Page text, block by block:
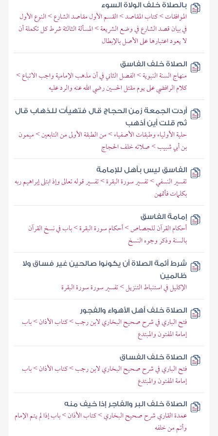
بالصلاة خلف الولاة السوء
الموافقات > كتاب المقاصد > القسم الأول مقاصد الشارع > النوع الأول
في بيان قصد الشارع في وضع الشريعة > المسألة الثالثة شرط كل تكملة أن
لا يعود اعتبارها على الأصل بالإبطال
الصلاة خلف الفاسق
منهاج السنة النبوية > الفصل الثاني في أن مذهب الإمامية واجب الاتباع >
كلام الرافضي على يوم مقتل الحسين رضي الله عنه والرد عليه
أردت الجمعة زمن الحجاج قال فتهيأت للذهاب قال
ثم قلت أين أذهب
حلية الأولياء وطبقات الأصفياء > من الطبقة الأولى من التابعين > ميمون
بن أبي شبيب > صلاته خلف الحجاج
الفاسق ليس بأهل للإمامة
تفسير النسفي > تفسير سورة البقرة > تفسير قوله تعالى وإذ ابتلى إبراهيم ربه
بكلمات فأتمهن
إمامة الفاسق
أحكام القرآن للجصاص > أحكام سورة البقرة > باب في نسخ القرآن
بالسنة وذكر وجوه النسخ
شرط أئمة الصلاة أن يكونوا صالحين غير فساق ولا
ظالمين
الإكليل في استنباط التنزيل > تفسير سورة سورة البقرة
الصلاة خلف أهل الأهواء والفجور
فتح الباري في شرح صحيح البخاري لابن رجب > كتاب الأذان > باب
إمامة المفتون والمبتدع
الصلاة خلف الفساق
فتح الباري في شرح صحيح البخاري لابن رجب > كتاب الأذان > باب
إمامة المفتون والمبتدع
الصلاة خلف البر والفاجر إذا خيف منه
عمدة القاري شرح صحيح البخاري > كتاب الأذان > باب إذا لم يتم الإمام
وأتم من خلفه